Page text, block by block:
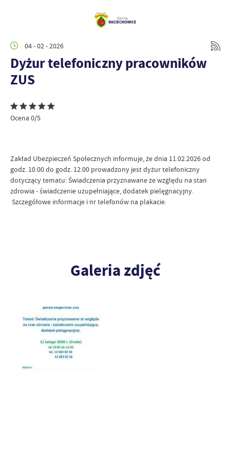
04 - 02 - 2026
Dyżur telefoniczny pracowników
ZUS
Ocena 0/5
Zakład Ubezpieczeń Społecznych informuje, że dnia 11.02.2026 od
godz. 10.00 do godz. 12.00 prowadzony jest dyżur telefoniczny
dotyczący tematu: Świadczenia przyznawane ze względu na stan
zdrowia - świadczenie uzupełniające, dodatek pielęgnacyjny.
Szczegółowe informacje i nr telefonów na plakacie.
Galeria zdjęć